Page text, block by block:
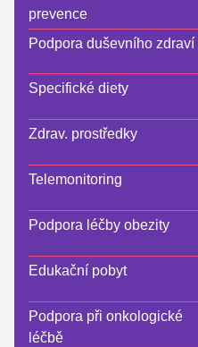
prevence
Podpora duševního zdraví
Specifické diety
Zdrav. prostředky
Telemonitoring
Podpora léčby obezity
Edukační pobyt
Podpora při onkologické
léčbě